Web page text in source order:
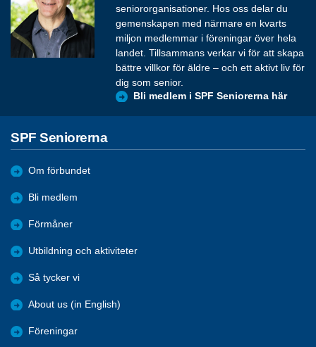
seniororganisationer. Hos oss delar du
gemenskapen med närmare en kvarts
miljon medlemmar i föreningar över hela
landet. Tillsammans verkar vi för att skapa
bättre villkor för äldre – och ett aktivt liv för
dig som senior.
Bli medlem i SPF Seniorerna här
SPF Seniorerna
Om förbundet
Bli medlem
Förmåner
Utbildning och aktiviteter
Så tycker vi
About us (in English)
Föreningar